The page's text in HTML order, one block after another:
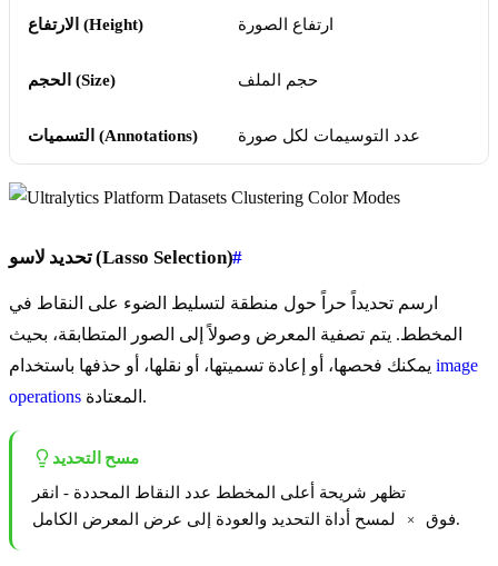
الارتفاع (Height) ارتفاع الصورة
الحجم (Size) حجم الملف
التسميات (Annotations) عدد التوسيمات لكل صورة
تحديد لاسو (Lasso Selection)#
ارسم تحديداً حراً حول منطقة لتسليط الضوء على النقاط في
المخطط. يتم تصفية المعرض وصولاً إلى الصور المتطابقة، بحيث
image
operations
المعتادة.
مسح التحديد
تظهر شريحة أعلى المخطط عدد النقاط المحددة - انقر
فوق
× لمسح أداة التحديد والعودة إلى عرض المعرض الكامل.